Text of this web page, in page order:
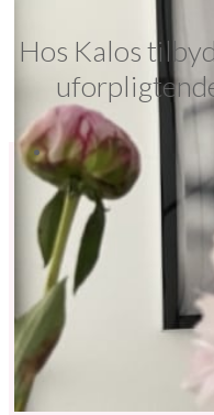
Hos Kalos